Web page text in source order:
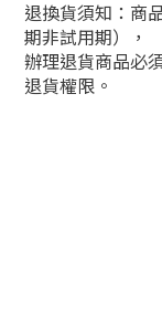
退換貨須知：商
期非試用期），
辦理退貨商品必
退貨權限。